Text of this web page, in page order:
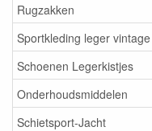
Rugzakken
Sportkleding leger vintage
Schoenen Legerkistjes
Onderhoudsmiddelen
Schietsport-Jacht